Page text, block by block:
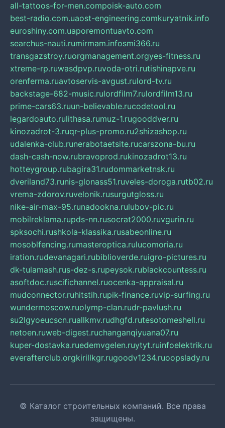
all-tattoos-for-men.compoisk-auto.com
best-radio.com.uaost-engineering.comkuryatnik.info
euroshiny.com.uaporemontuavto.com
searchus-nauti.rumirmam.infosmi366.ru
transgazstroy.ruorgmanagement.orgyes-fitness.ru
xtreme-rp.ruwasdpvp.ruvoda-otri.rutishinapve.ru
orenferma.ruavtoservis-avgust.rulord-tv.ru
backstage-682-music.rulordfilm7.rulordfilm13.ru
prime-cars63.ruun-believable.rucodetool.ru
legardoauto.rulithasa.rumuz-1.rugooddver.ru
kinozadrot-3.ruqr-plus-promo.ru2shizashop.ru
udalenka-club.runerabotaetsite.rucarszona-bu.ru
dash-cash-now.rubravoprod.rukinozadrot13.ru
hotteygroup.rubagira31.rudommarketnsk.ru
dveriland73.runis-glonass51.ruveles-doroga.rutb02.ru
vrema-zdorov.ruvelonik.rusurgutgloss.ru
nike-air-max-95.runadookna.rulubov-pic.ru
mobilreklama.rupds-nn.rusocrat2000.ruvgurin.ru
spksochi.rushkola-klassika.rusabeonline.ru
mosoblfencing.rumasteroptica.rulucomoria.ru
iration.rudevanagari.rubiblioverde.ruigro-pictures.ru
dk-tulamash.rus-dez-s.rupeysok.rublackcountess.ru
asoftdoc.ruscifichannel.ruocenka-appraisal.ru
mudconnector.ruhitstih.rupik-finance.ruvip-surfing.ru
wundermoscow.ruolymp-clan.rudr-pavlush.ru
su2lgyoeucscn.ruallkmv.rudhgfd.rutesotomeshell.ru
netoen.ruweb-digest.ruchanganqiyuana07.ru
kuper-dostavka.ruedemvgelen.ruytyt.ruinfoelektrik.ru
everafterclub.orgkirillkgr.rugoodv1234.ruoopslady.ru
© Каталог строительных компаний. Все права
защищены.